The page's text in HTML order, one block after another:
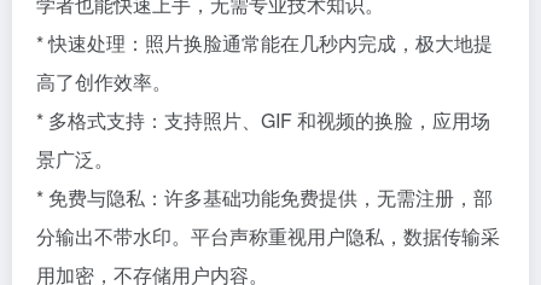
* 快速处理：照片换脸通常能在几秒内完成，极大地提
高了创作效率。
* 多格式支持：支持照片、GIF 和视频的换脸，应用场
景广泛。
* 免费与隐私：许多基础功能免费提供，无需注册，部
分输出不带水印。平台声称重视用户隐私，数据传输采
用加密，不存储用户内容。